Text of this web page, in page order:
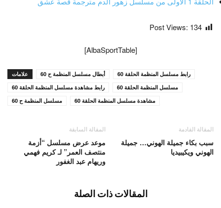
Post Views: 134
[AlbaSportTable]
علامات أبطال مسلسل المنظمة ح 60
رابط مسلسل المنظمة الحلقة 60
رابط مشاهدة مسلسل المنظمة الحلقة 60
مسلسل المنظمة الحلقة 60
مسلسل المنظمة ح 60
مشاهدة مسلسل المنظمة الحلقة 60
المقالة السابقة
موعد عرض مسلسل “أزمة
منتصف العمر” لـ كريم فهمي
وريهام عبد الغفور
المقالة القادمة
سبب بكاء جميلة الهوني… جميلة
الهوني ويكيبيديا
المقالات ذات الصلة